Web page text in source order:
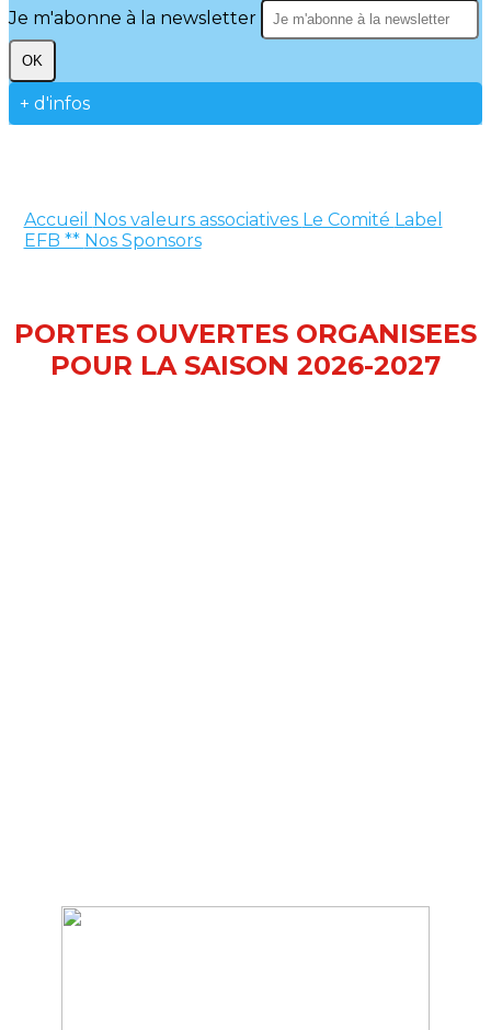
Je m'abonne à la newsletter
OK
+ d'infos
Accueil Nos valeurs associatives Le Comité Label
EFB ** Nos Sponsors
PORTES OUVERTES ORGANISEES
POUR LA SAISON 2026-2027